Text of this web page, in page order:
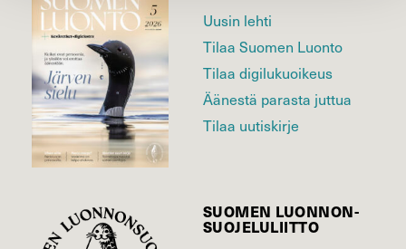
Uusin lehti
Tilaa Suomen Luonto
Tilaa digilukuoikeus
Äänestä parasta juttua
Tilaa uutiskirje
SUOMEN LUONNON­
SUOJELU­LIITTO